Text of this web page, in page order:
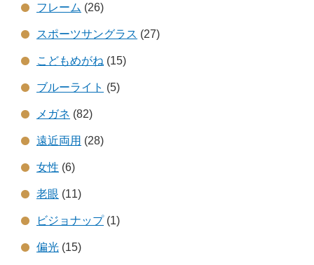
フレーム (26)
スポーツサングラス (27)
こどもめがね (15)
ブルーライト (5)
メガネ (82)
遠近両用 (28)
女性 (6)
老眼 (11)
ビジョナップ(1)
偏光 (15)